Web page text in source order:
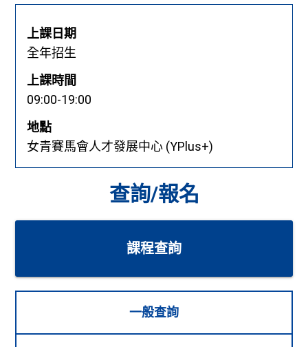
上課日期
全年招生
上課時間
09:00-19:00
地點
女青賽馬會人才發展中心 (YPlus+)
查詢/報名
課程查詢
一般查詢